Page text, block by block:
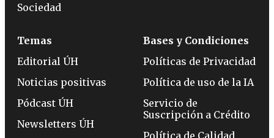
Sociedad
Temas
Editorial ÚH
Noticias positivas
Pódcast ÚH
Newsletters ÚH
Bases y Condiciones
Políticas de Privacidad
Política de uso de la IA
Servicio de
Suscripción a Crédito
Política de Calidad